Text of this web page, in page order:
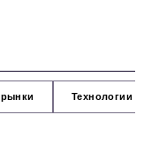
Технологии